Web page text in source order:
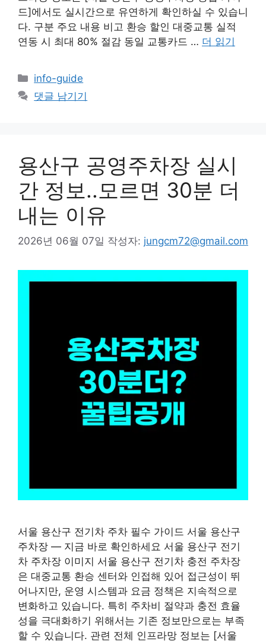
드]에서도 실시간으로 유연하게 확인하실 수 있습니
다. 구분 주요 내용 비고 환승 할인 대중교통 실적
연동 시 최대 80% 절감 동일 교통카드 … 더 읽기
카
테
고
info-guide
댓글 남기기
용산구 공영주차장 실시
간 정보..모르면 30분 더
내는 이유
2026년 06월 07일 작성자: jungcm72@gmail.com
서울 용산구 전기차 주차 필수 가이드 서울 용산구
주차장 — 지금 바로 확인하세요 서울 용산구 전기
차 주차장 이미지 서울 용산구 전기차 충전 주차장
은 대중교통 환승 센터와 인접해 있어 접근성이 뛰
어나지만, 운영 시스템과 요금 정책은 지속적으로
변화하고 있습니다. 특히 주차비 절약과 충전 효율
성을 극대화하기 위해서는 기존 정보만으로는 부족
할 수 있습니다. 관련 전체 인프라망 정보는 [서울